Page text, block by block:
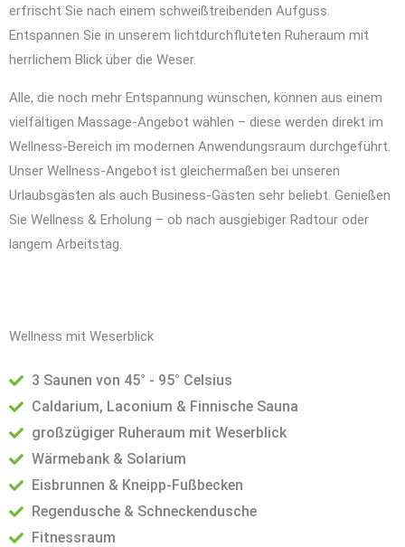
erfrischt Sie nach einem schweißtreibenden Aufguss.
Entspannen Sie in unserem lichtdurchfluteten Ruheraum mit
herrlichem Blick über die Weser.
Alle, die noch mehr Entspannung wünschen, können aus einem
vielfältigen Massage-Angebot wählen – diese werden direkt im
Wellness-Bereich im modernen Anwendungsraum durchgeführt.
Unser Wellness-Angebot ist gleichermaßen bei unseren
Urlaubsgästen als auch Business-Gästen sehr beliebt. Genießen
Sie Wellness & Erholung – ob nach ausgiebiger Radtour oder
langem Arbeitstag.
Wellness mit Weserblick
3 Saunen von 45° - 95° Celsius
Caldarium, Laconium & Finnische Sauna
großzügiger Ruheraum mit Weserblick
Wärmebank & Solarium
Eisbrunnen & Kneipp-Fußbecken
Regendusche & Schneckendusche
Fitnessraum